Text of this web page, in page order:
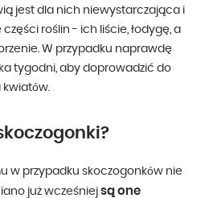
jest dla nich niewystarczająca i
roślin - ich liście, łodygę, a
W przypadku naprawdę
tygodni, aby doprowadzić do
w przypadku skoczogonków nie
już wcześniej są one